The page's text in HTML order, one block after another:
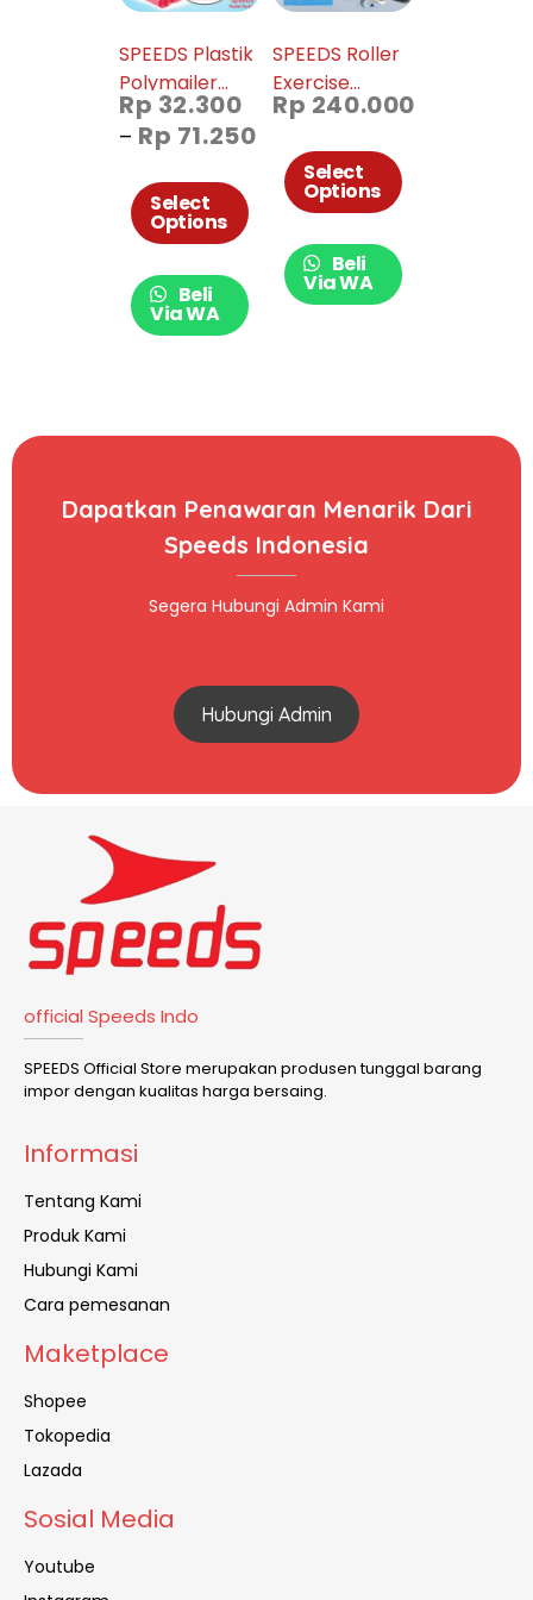
SPEEDS Plastik
Polymailer
Packing Hitam
Rp 32.300
– Rp 71.250
Select
Options
Beli
Via WA
SPEEDS Roller
Exercise
Fitness Wheel
Rp 240.000
Select
Options
Beli
Via WA
Dapatkan Penawaran Menarik Dari
Speeds Indonesia
Segera Hubungi Admin Kami
Hubungi Admin
official Speeds Indo
SPEEDS Official Store merupakan produsen tunggal barang
impor dengan kualitas harga bersaing.
Informasi
Tentang Kami
Produk Kami
Hubungi Kami
Cara pemesanan
Maketplace
Shopee
Tokopedia
Lazada
Sosial Media
Youtube